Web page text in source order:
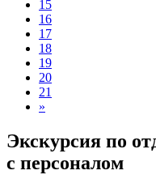
15
16
17
18
19
20
21
»
Экскурсия по
с персоналом